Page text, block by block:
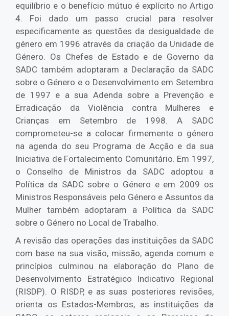
equilíbrio e o benefício mútuo é explícito no Artigo
4. Foi dado um passo crucial para resolver
especificamente as questões da desigualdade de
género em 1996 através da criação da Unidade de
Género. Os Chefes de Estado e de Governo da
SADC também adoptaram a Declaração da SADC
sobre o Género e o Desenvolvimento em Setembro
de 1997 e a sua Adenda sobre a Prevenção e
Erradicação da Violência contra Mulheres e
Crianças em Setembro de 1998. A SADC
comprometeu-se a colocar firmemente o género
na agenda do seu Programa de Acção e da sua
Iniciativa de Fortalecimento Comunitário. Em 1997,
o Conselho de Ministros da SADC adoptou a
Política da SADC sobre o Género e em 2009 os
Ministros Responsáveis pelo Género e Assuntos da
Mulher também adoptaram a Política da SADC
sobre o Género no Local de Trabalho.
A revisão das operações das instituições da SADC
com base na sua visão, missão, agenda comum e
princípios culminou na elaboração do Plano de
Desenvolvimento Estratégico Indicativo Regional
(RISDP). O RISDP, e as suas posteriores revisões,
orienta os Estados-Membros, as instituições da